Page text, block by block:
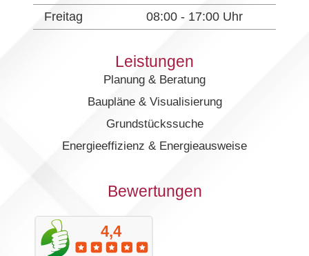
Freitag
08:00 - 17:00 Uhr
Leistungen
Planung & Beratung
Baupläne & Visualisierung
Grundstückssuche
Energieeffizienz & Energieausweise
Bewertungen